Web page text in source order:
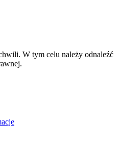
W tym celu należy odnaleźć